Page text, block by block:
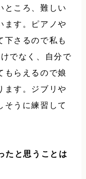
ところ、難しい
ます。ピアノや
下さるので私も
でなく、自分で
もらえるので娘
ます。ジブリや
そうに練習して
たと思うことは